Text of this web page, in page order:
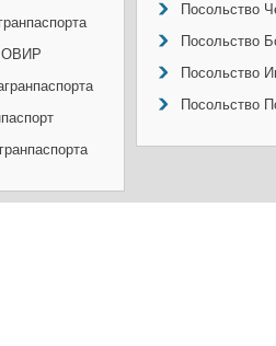
ОВИР
Посольство
Посольство
Посольство
Посольство